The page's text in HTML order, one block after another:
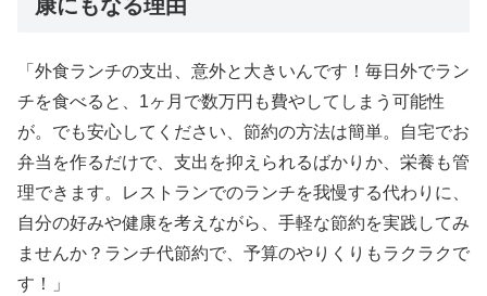
康にもなる理由
「外食ランチの支出、意外と大きいんです！毎日外でラン
チを食べると、1ヶ月で数万円も費やしてしまう可能性
が。でも安心してください、節約の方法は簡単。自宅でお
弁当を作るだけで、支出を抑えられるばかりか、栄養も管
理できます。レストランでのランチを我慢する代わりに、
自分の好みや健康を考えながら、手軽な節約を実践してみ
ませんか？ランチ代節約で、予算のやりくりもラクラクで
す！」